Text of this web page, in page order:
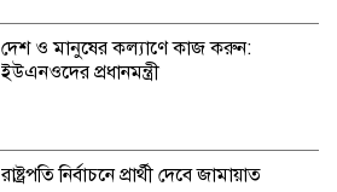
দেশ ও মানুষের কল্যাণে কাজ করুন:
ইউএনওদের প্রধানমন্ত্রী
রাষ্ট্রপতি নির্বাচনে প্রার্থী দেবে জামায়াত